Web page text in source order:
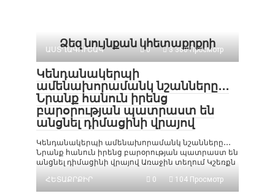
Ձեզ նույնքան կհետաքրքրի
ԱՍՏՂԱԳՈՒՇԱԿ 0 3 380 Просмотр
Կենդանակերպի
ամենախորամանկ նշանները․․․
Նրանք հանուն իրենց
բարօրության պատրաստ են
անցնել դիմացինի վրայով
Կենդանակերպի ամենախորամանկ նշանները․․․
Նրանք հանուն իրենց բարօրության պատրաստ են
անցնել դիմացինի վրայով Առաջին տեղում Կշեռքն
ՀԵՏԱՔՐՔԻՐ
0 104 Просмотр